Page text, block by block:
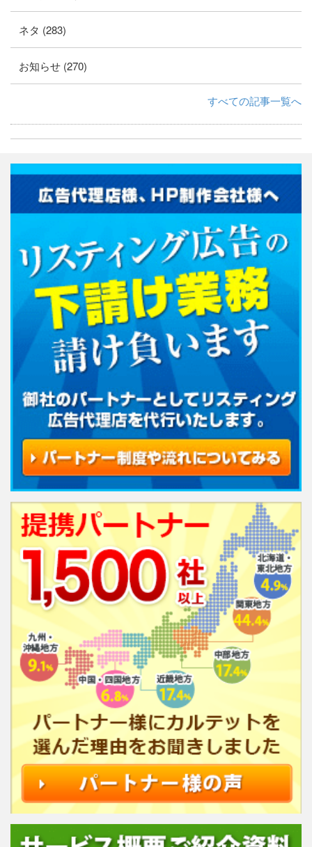
ネタ (283)
お知らせ (270)
すべての記事一覧へ